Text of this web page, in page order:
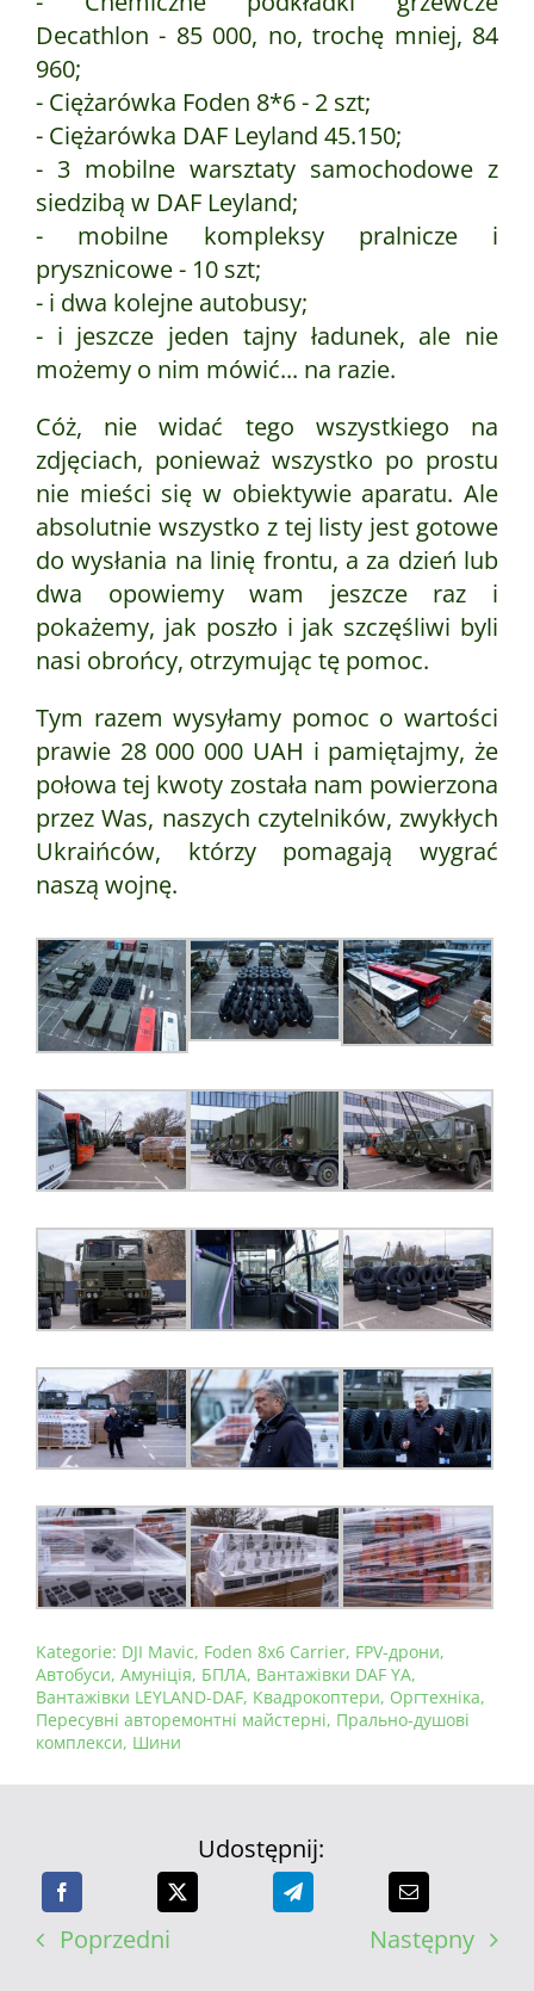
Decathlon - 85 000, no, trochę mniej, 84
960;
- Ciężarówka Foden 8*6 - 2 szt;
- Ciężarówka DAF Leyland 45.150;
- 3 mobilne warsztaty samochodowe z
siedzibą w DAF Leyland;
- mobilne kompleksy pralnicze i
prysznicowe - 10 szt;
- i dwa kolejne autobusy;
- i jeszcze jeden tajny ładunek, ale nie
możemy o nim mówić... na razie.
Cóż, nie widać tego wszystkiego na
zdjęciach, ponieważ wszystko po prostu
nie mieści się w obiektywie aparatu. Ale
absolutnie wszystko z tej listy jest gotowe
do wysłania na linię frontu, a za dzień lub
dwa opowiemy wam jeszcze raz i
pokażemy, jak poszło i jak szczęśliwi byli
nasi obrońcy, otrzymując tę pomoc.
Tym razem wysyłamy pomoc o wartości
prawie 28 000 000 UAH i pamiętajmy, że
połowa tej kwoty została nam powierzona
przez Was, naszych czytelników, zwykłych
Ukraińców, którzy pomagają wygrać
naszą wojnę.
Kategorie: DJI Mavic, Foden 8x6 Carrier, FPV-дрони,
Автобуси, Амуніція, БПЛА, Вантажівки DAF YA,
Вантажівки LEYLAND-DAF, Квадрокоптери, Оргтехніка,
Пересувні авторемонтні майстерні, Прально-душові
комплекси, Шини
Udostępnij:
Poprzedni Następny